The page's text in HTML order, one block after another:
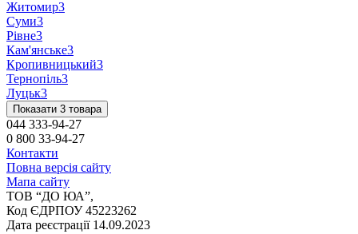
Житомир3
Суми3
Рівне3
Кам'янське3
Кропивницький3
Тернопіль3
Луцьк3
Показати 3 товара
044 333-94-27
0 800 33-94-27
Контакти
Повна версія сайту
Мапа сайту
ТОВ “ДО ЮА”,
Код ЄДРПОУ 45223262
Дата реєстрації 14.09.2023